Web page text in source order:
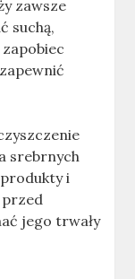
zawsze
suchą,
zapobiec
srebrnych
i
przed
jego trwały